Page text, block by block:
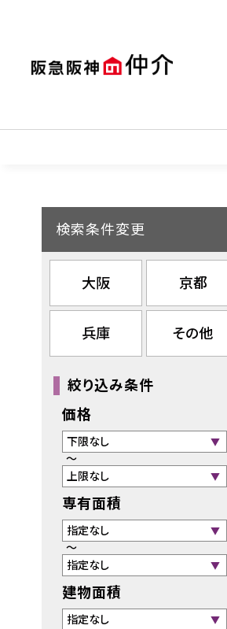
検索条件変更
大阪 京都
兵庫 その他
絞り込み条件
価格
～
専有面積
～
建物面積